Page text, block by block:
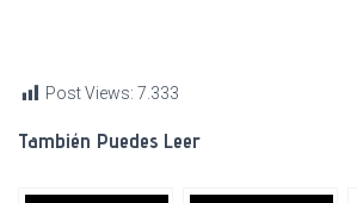
Post Views: 7.333
También Puedes Leer